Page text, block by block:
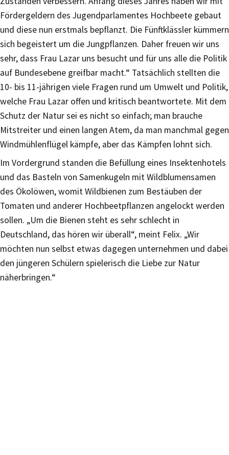
Fördergeldern des Jugendparlamentes Hochbeete gebaut
und diese nun erstmals bepflanzt. Die Fünftklässler kümmern
sich begeistert um die Jungpflanzen. Daher freuen wir uns
sehr, dass Frau Lazar uns besucht und für uns alle die Politik
auf Bundesebene greifbar macht.“ Tatsächlich stellten die
10- bis 11-jährigen viele Fragen rund um Umwelt und Politik,
welche Frau Lazar offen und kritisch beantwortete. Mit dem
Schutz der Natur sei es nicht so einfach; man brauche
Mitstreiter und einen langen Atem, da man manchmal gegen
Windmühlenflügel kämpfe, aber das Kämpfen lohnt sich.
Im Vordergrund standen die Befüllung eines Insektenhotels
und das Basteln von Samenkugeln mit Wildblumensamen
des Ökolöwen, womit Wildbienen zum Bestäuben der
Tomaten und anderer Hochbeetpflanzen angelockt werden
sollen. „Um die Bienen steht es sehr schlecht in
Deutschland, das hören wir überall“, meint Felix. „Wir
möchten nun selbst etwas dagegen unternehmen und dabei
den jüngeren Schülern spielerisch die Liebe zur Natur
näherbringen.“